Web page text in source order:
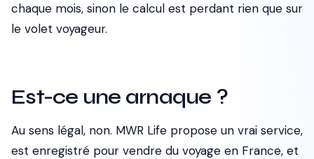
chaque mois, sinon le calcul est perdant rien que sur
le volet voyageur.
Est-ce une arnaque ?
Au sens légal, non. MWR Life propose un vrai service,
est enregistré pour vendre du voyage en France, et